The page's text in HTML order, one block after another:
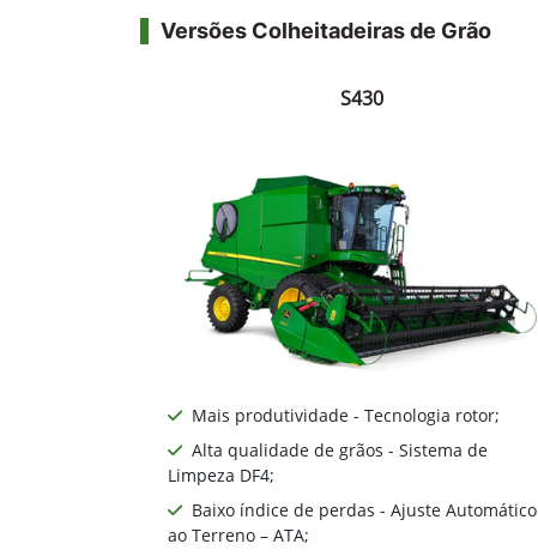
Versões Colheitadeiras de Grão
S430
Mais produtividade - Tecnologia rotor;
Alta qualidade de grãos - Sistema de
Limpeza DF4;
Baixo índice de perdas - Ajuste Automático
ao Terreno – ATA;